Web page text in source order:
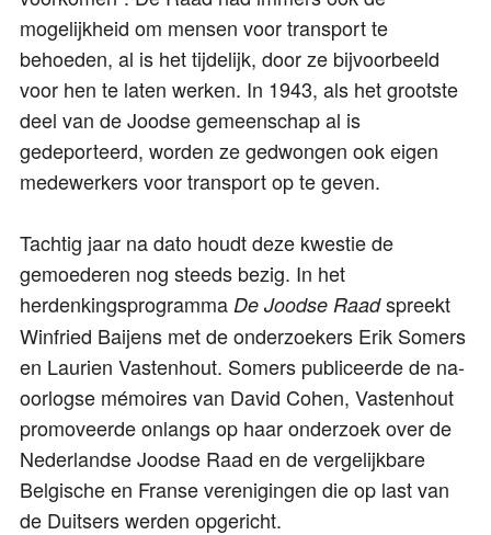
mogelijkheid om mensen voor transport te
behoeden, al is het tijdelijk, door ze bijvoorbeeld
voor hen te laten werken. In 1943, als het grootste
deel van de Joodse gemeenschap al is
gedeporteerd, worden ze gedwongen ook eigen
medewerkers voor transport op te geven.
Tachtig jaar na dato houdt deze kwestie de
gemoederen nog steeds bezig. In het
herdenkingsprogramma De Joodse Raadspreekt
Winfried Baijens met de onderzoekers Erik Somers
en Laurien Vastenhout. Somers publiceerde de na-
oorlogse mémoires van David Cohen, Vastenhout
promoveerde onlangs op haar onderzoek over de
Nederlandse Joodse Raad en de vergelijkbare
Belgische en Franse verenigingen die op last van
de Duitsers werden opgericht.